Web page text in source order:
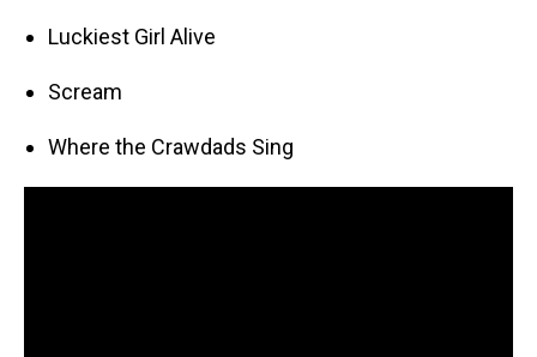
Luckiest Girl Alive
Scream
Where the Crawdads Sing